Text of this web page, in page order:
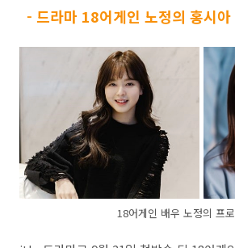
- 드라마 18어게인 노정의 홍시
18어게인 배우 노정의 프